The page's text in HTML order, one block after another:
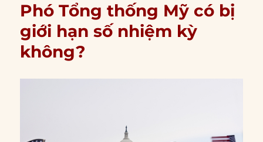
Phó Tổng thống Mỹ có bị
giới hạn số nhiệm kỳ
không?